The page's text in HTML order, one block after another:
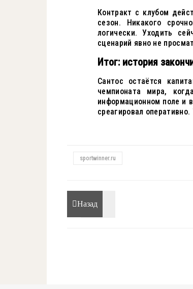
Контракт с клубом
сезон. Никакого
логически. Уходить
сценарий явно не
Итог: история
Сантос остаётся
чемпионата мира,
информационном поле и
среагировал
sportwinner.ru
Назад